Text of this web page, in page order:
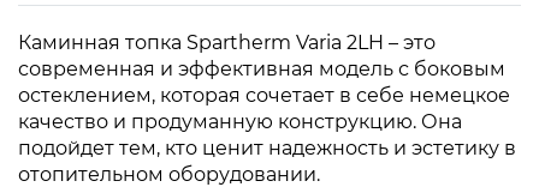
Каминная топка Spartherm Varia 2LH – это
современная и эффективная модель с боковым
остеклением, которая сочетает в себе немецкое
качество и продуманную конструкцию. Она
подойдет тем, кто ценит надежность и эстетику в
отопительном оборудовании.